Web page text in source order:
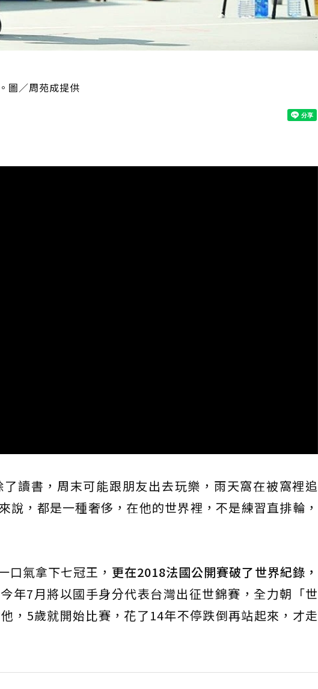
圖／周苑成提供
讀書，周末可能跟朋友出去玩樂，雨天窩在被窩裡追
說，都是一種奢侈，在他的世界裡，不是練習直排輪，
口氣拿下七冠王， 更在2018法國公開賽破了世界紀錄，
今年7月將以國手身分代表台灣出征世錦賽，全力朝「世
，5歲就開始比賽，花了14年不停跌倒再站起來，才走